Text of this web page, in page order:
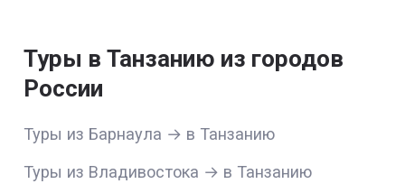
Туры в Танзанию из городов
России
Туры из Барнаула → в Танзанию
Туры из Владивостока → в Танзанию